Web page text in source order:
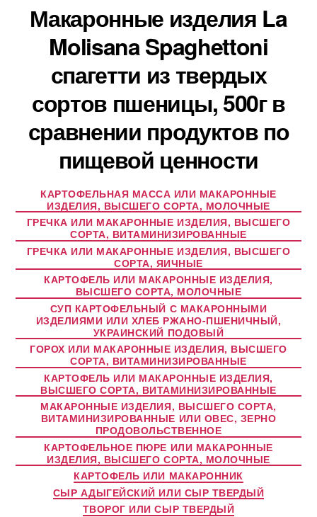
Макаронные изделия La
Molisana Spaghettoni
спагетти из твердых
сортов пшеницы, 500г в
сравнении продуктов по
пищевой ценности
КАРТОФЕЛЬНАЯ МАССА ИЛИ МАКАРОННЫЕ
ИЗДЕЛИЯ, ВЫСШЕГО СОРТА, МОЛОЧНЫЕ
ГРЕЧКА ИЛИ МАКАРОННЫЕ ИЗДЕЛИЯ, ВЫСШЕГО
СОРТА, ВИТАМИНИЗИРОВАННЫЕ
ГРЕЧКА ИЛИ МАКАРОННЫЕ ИЗДЕЛИЯ, ВЫСШЕГО
СОРТА, ЯИЧНЫЕ
КАРТОФЕЛЬ ИЛИ МАКАРОННЫЕ ИЗДЕЛИЯ,
ВЫСШЕГО СОРТА, МОЛОЧНЫЕ
СУП КАРТОФЕЛЬНЫЙ С МАКАРОННЫМИ
ИЗДЕЛИЯМИ ИЛИ ХЛЕБ РЖАНО-ПШЕНИЧНЫЙ,
УКРАИНСКИЙ ПОДОВЫЙ
ГОРОХ ИЛИ МАКАРОННЫЕ ИЗДЕЛИЯ, ВЫСШЕГО
СОРТА, ВИТАМИНИЗИРОВАННЫЕ
КАРТОФЕЛЬ ИЛИ МАКАРОННЫЕ ИЗДЕЛИЯ,
ВЫСШЕГО СОРТА, ВИТАМИНИЗИРОВАННЫЕ
МАКАРОННЫЕ ИЗДЕЛИЯ, ВЫСШЕГО СОРТА,
ВИТАМИНИЗИРОВАННЫЕ ИЛИ ОВЕС, ЗЕРНО
ПРОДОВОЛЬСТВЕННОЕ
КАРТОФЕЛЬНОЕ ПЮРЕ ИЛИ МАКАРОННЫЕ
ИЗДЕЛИЯ, ВЫСШЕГО СОРТА, МОЛОЧНЫЕ
КАРТОФЕЛЬ ИЛИ МАКАРОННИК
СЫР АДЫГЕЙСКИЙ ИЛИ СЫР ТВЕРДЫЙ
ТВОРОГ ИЛИ СЫР ТВЕРДЫЙ